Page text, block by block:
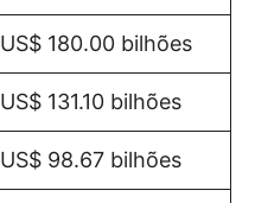
US$ 180.00 bilhões
US$ 131.10 bilhões
US$ 98.67 bilhões